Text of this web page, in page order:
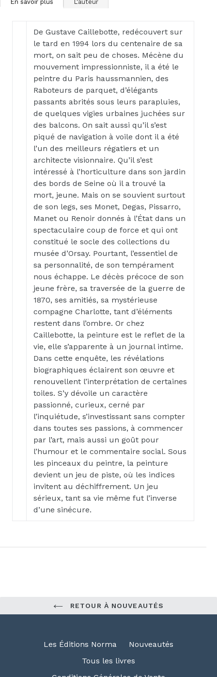
En savoir plus L'auteur
De Gustave Caillebotte, redécouvert sur
le tard en 1994 lors du centenaire de sa
mort, on sait peu de choses. Mécène du
mouvement impressionniste, il a été le
peintre du Paris haussmannien, des
Raboteurs de parquet, d’élégants
passants abrités sous leurs parapluies,
de quelques vigies urbaines juchées sur
des balcons. On sait aussi qu’il s’est
piqué de navigation à voile dont il a été
l’un des meilleurs régatiers et un
architecte visionnaire. Qu’il s’est
intéressé à l’horticulture dans son jardin
des bords de Seine où il a trouvé la
mort, jeune. Mais on se souvient surtout
de son legs, ses Monet, Degas, Pissarro,
Manet ou Renoir donnés à l’État dans un
spectaculaire coup de force et qui ont
constitué le socle des collections du
musée d’Orsay. Pourtant, l’essentiel de
sa personnalité, de son tempérament
nous échappe. Le décès précoce de son
jeune frère, sa traversée de la guerre de
1870, ses amitiés, sa mystérieuse
compagne Charlotte, tant d’éléments
restent dans l’ombre. Or chez
Caillebotte, la peinture est le reflet de la
vie, elle s’apparente à un journal intime.
Dans cette enquête, les révélations
biographiques éclairent son œuvre et
renouvellent l’interprétation de certaines
toiles. S’y dévoile un caractère
passionné, curieux, cerné par
l’inquiétude, s’investissant sans compter
dans toutes ses passions, à commencer
par l’art, mais aussi un goût pour
l’humour et le commentaire social. Sous
les pinceaux du peintre, la peinture
devient un jeu de piste, où les indices
invitent au déchiffrement. Un jeu
sérieux, tant sa vie même fut l’inverse
d’une sinécure.
RETOUR À NOUVEAUTÉS
Les Éditions Norma
Nouveautés
Tous les livres